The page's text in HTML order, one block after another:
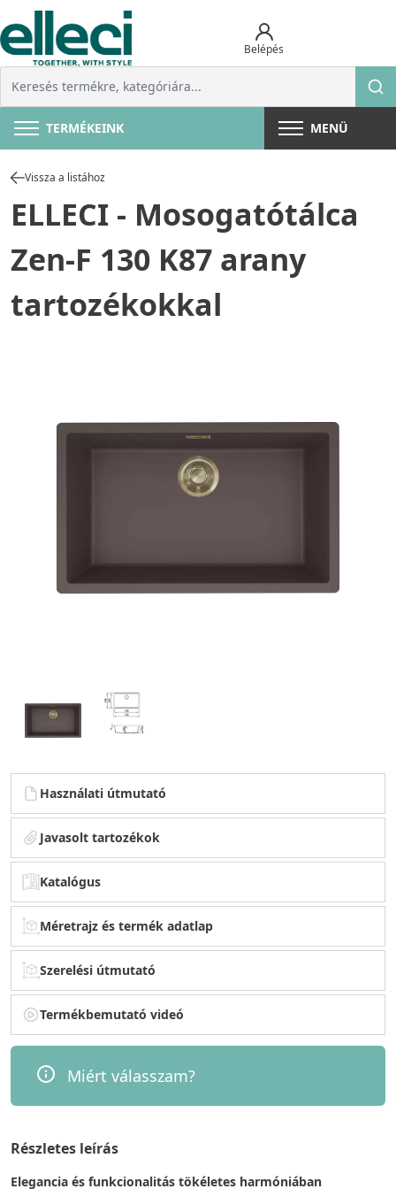
Belépés
TERMÉKEINK MENÜ
Vissza a listához
ELLECI - Mosogatótálca
Zen-F 130 K87 arany
tartozékokkal
Használati útmutató
Javasolt tartozékok
Katalógus
Méretrajz és termék adatlap
Szerelési útmutató
Termékbemutató videó
Miért válasszam?
Részletes leírás
Elegancia és funkcionalitás tökéletes harmóniában